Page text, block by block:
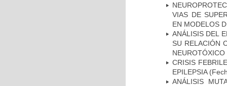
VIAS DE
EN MODELOS
ANÁLISIS DEL
SU RELACIÓN
NEUROTÓXICO
CRISIS
EPILEPSIA
ANÁLISIS